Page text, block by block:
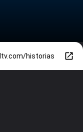
historias